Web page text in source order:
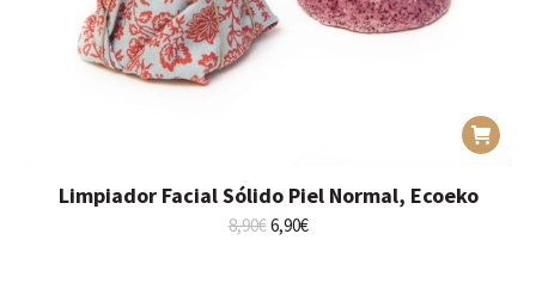
Limpiador Facial Sólido Piel Normal, Ecoeko
8,90€El
6,90€El